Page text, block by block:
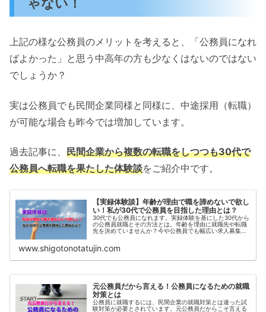
上記の様な公務員のメリットを考えると、「公務員になれ
ばよかった」と思う中高年の方も少なくはないのではない
でしょうか？
実は公務員でも民間企業同様と同様に、中途採用（転職）
が可能な場合も昨今では増加しています。
過去記事に、 民間企業から複数の転職をしつつも30代で
公務員へ転職を果たした体験談をご紹介中です。
【実録体験談】年齢が理由で職を諦めないで欲し
い！私が30代で公務員を目指した理由とは？
30代でも公務員になれます。実録体験を基にした30代から
の公務員就職とその方法とは。年齢を理由に就職先や転職
先を決めていませんか？今や公務員でも幅広い求人募集は
験全敗からの大逆転とは。
www.shigotonotatujin.com
元公務員だから言える！公務員になるための就職
対策とは
公務員に就職するには、民間企業の就職対策とは違った試
験対策が必要とされています。元公務員だからこそ言える